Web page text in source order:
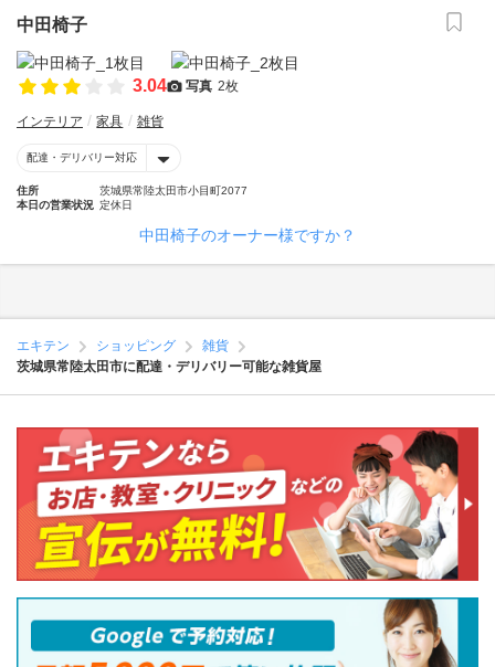
中田椅子
3.04 写真 2枚
インテリア 家具 雑貨
配達・デリバリー対応
住所
茨城県常陸太田市小目町2077
本日の営業状況 定休日
中田椅子のオーナー様ですか？
エキテン ショッピング
雑貨
茨城県常陸太田市に配達・デリバリー可能な雑貨屋